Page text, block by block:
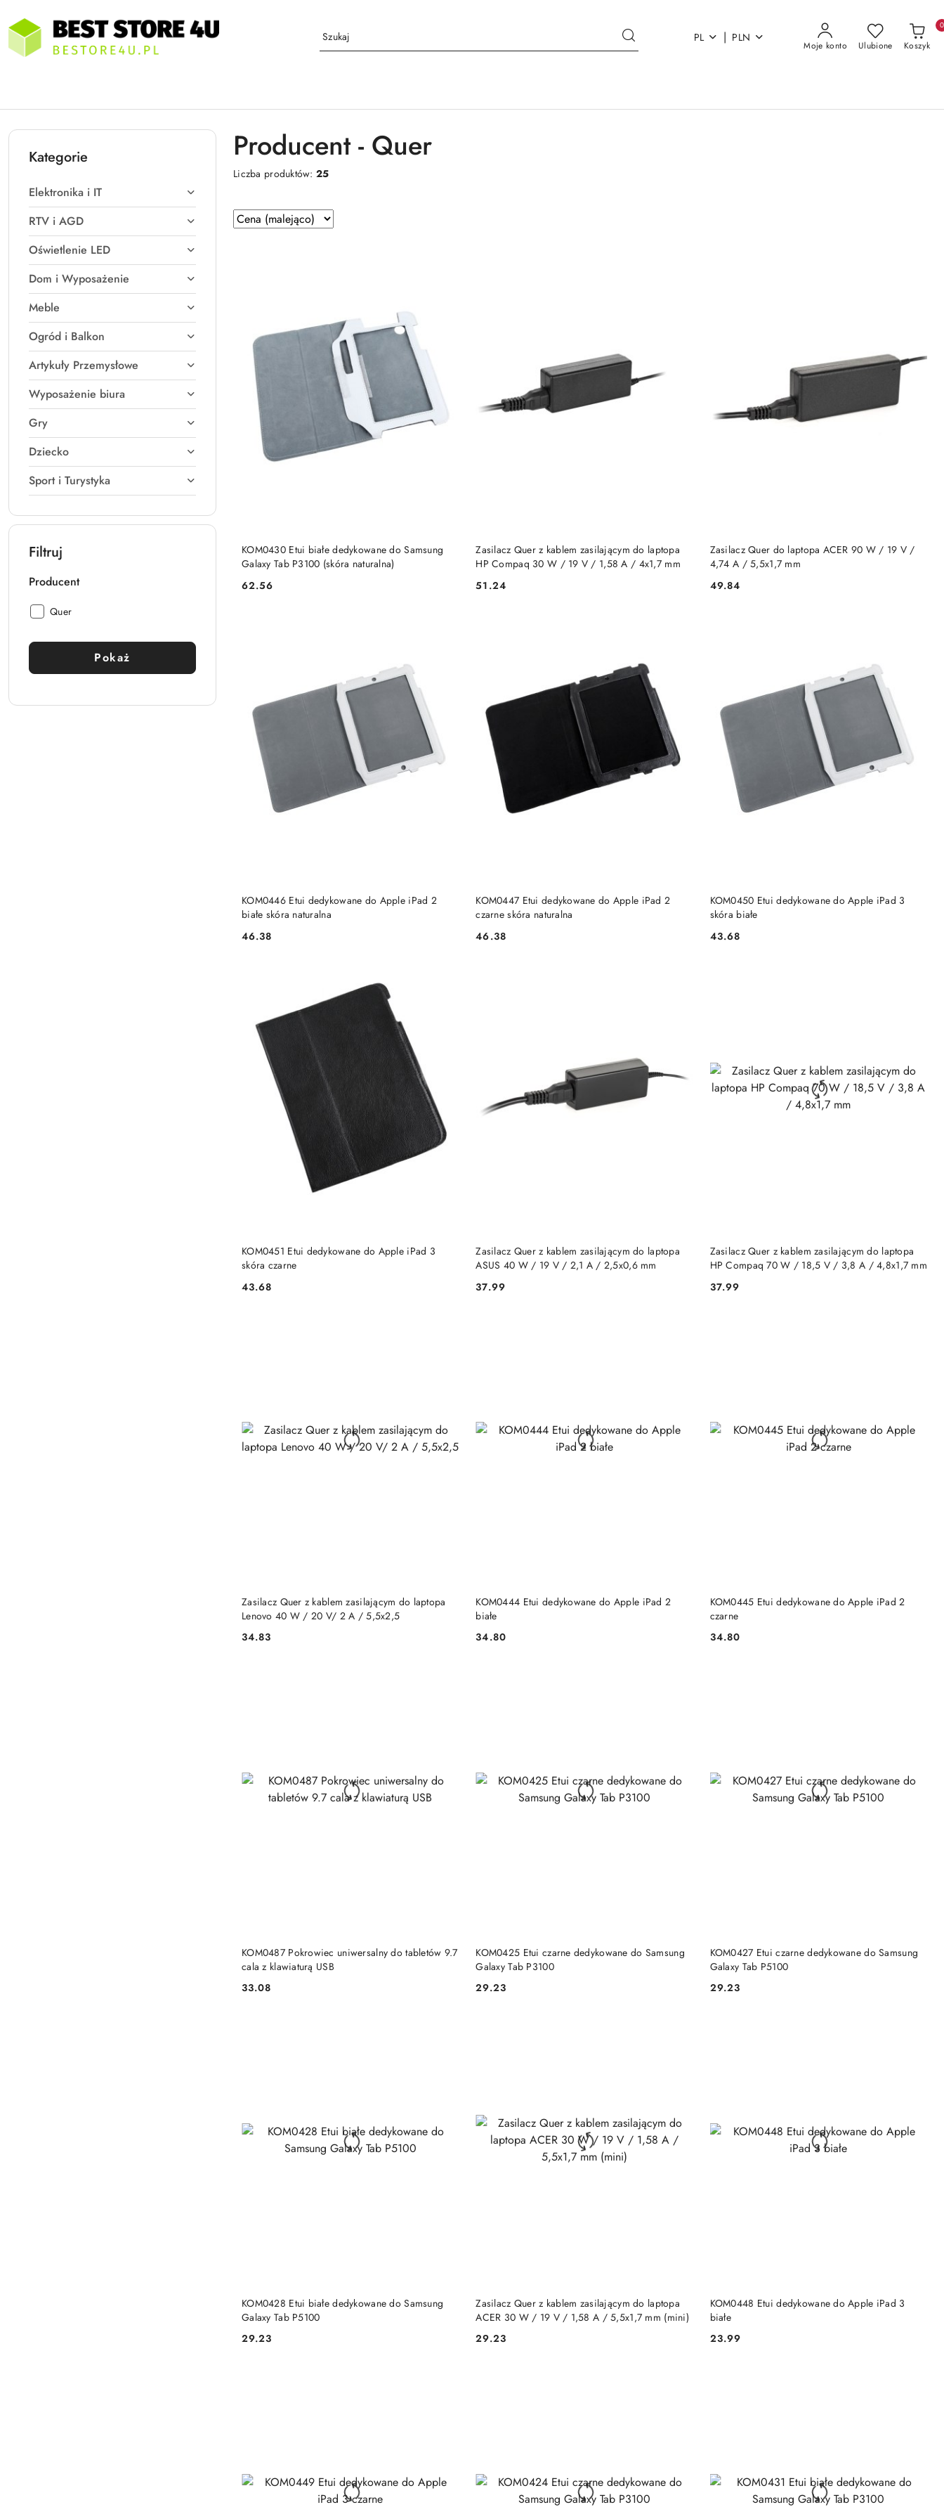
Przejdź do treści głównej
Przejdź do wyszukiwarki
Przejdź do moje konto
Przejdź do menu głównego
Przejdź do stopki
PL | PLN
Moje konto Ulubione Koszyk
0
Kategorie
Elektronika i IT
RTV i AGD
Oświetlenie LED
Dom i Wyposażenie
Meble
Ogród i Balkon
Artykuły Przemysłowe
Wyposażenie biura
Gry
Dziecko
Sport i Turystyka
Filtruj
Producent
Producent:
Quer
Pokaż
Producent - Quer
Liczba produktów:25
Zastosowano
sortowanie:
Sortuj
według
KOM0430 Etui białe dedykowane do Samsung
Galaxy Tab P3100 (skóra naturalna)
Cena:
62.56
DO KOSZYKA
Zasilacz Quer z kablem zasilającym do laptopa
HP Compaq 30 W / 19 V / 1,58 A / 4x1,7 mm
Cena:
51.24
DO KOSZYKA
Zasilacz Quer do laptopa ACER 90 W / 19 V /
4,74 A / 5,5x1,7 mm
Cena:
49.84
DO KOSZYKA
KOM0446 Etui dedykowane do Apple iPad 2
białe skóra naturalna
Cena:
46.38
DO KOSZYKA
KOM0447 Etui dedykowane do Apple iPad 2
czarne skóra naturalna
Cena:
46.38
DO KOSZYKA
KOM0450 Etui dedykowane do Apple iPad 3
skóra białe
Cena:
43.68
DO KOSZYKA
KOM0451 Etui dedykowane do Apple iPad 3
skóra czarne
Cena:
43.68
DO KOSZYKA
Zasilacz Quer z kablem zasilającym do laptopa
ASUS 40 W / 19 V / 2,1 A / 2,5x0,6 mm
Cena:
37.99
DO KOSZYKA
Zasilacz Quer z kablem zasilającym do laptopa
HP Compaq 70 W / 18,5 V / 3,8 A / 4,8x1,7 mm
Cena:
37.99
DO KOSZYKA
Zasilacz Quer z kablem zasilającym do laptopa
Lenovo 40 W / 20 V/ 2 A / 5,5x2,5
Cena:
34.83
DO KOSZYKA
KOM0444 Etui dedykowane do Apple iPad 2
białe
Cena:
34.80
DO KOSZYKA
KOM0445 Etui dedykowane do Apple iPad 2
czarne
Cena:
34.80
DO KOSZYKA
KOM0487 Pokrowiec uniwersalny do tabletów 9.7
cala z klawiaturą USB
Cena:
33.08
DO KOSZYKA
KOM0425 Etui czarne dedykowane do Samsung
Galaxy Tab P3100
Cena:
29.23
DO KOSZYKA
KOM0427 Etui czarne dedykowane do Samsung
Galaxy Tab P5100
Cena:
29.23
DO KOSZYKA
KOM0428 Etui białe dedykowane do Samsung
Galaxy Tab P5100
Cena:
29.23
DO KOSZYKA
Zasilacz Quer z kablem zasilającym do laptopa
ACER 30 W / 19 V / 1,58 A / 5,5x1,7 mm (mini)
Cena:
29.23
DO KOSZYKA
KOM0448 Etui dedykowane do Apple iPad 3
białe
Cena:
23.99
DO KOSZYKA